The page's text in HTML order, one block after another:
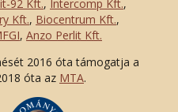
92 Kft., Intercomp Kft.,
Kft., Biocentrum Kft.,
, Anzo Perlit Kft.
2016 óta támogatja a
óta az MTA.